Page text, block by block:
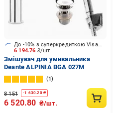
6 194.76 ₴/шт.
До -10% з суперкредиткою Visa Вигода
Змішувач для умивальника
Deante ALPINIA BGA 027M
1
8 151 -1 630.20₴
6 520.80 ₴/шт.